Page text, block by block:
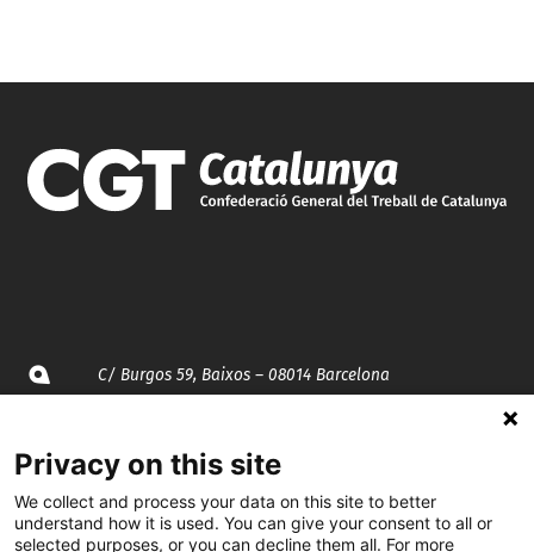
C/ Burgos 59, Baixos – 08014 Barcelona
935 120 481
Privacy on this site
We collect and process your data on this site to better
understand how it is used. You can give your consent to all or
selected purposes, or you can decline them all. For more